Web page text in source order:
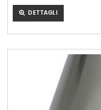
DETTAGLI